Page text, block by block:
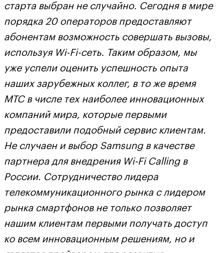
старта выбран не случайно. Сегодня в мире
порядка 20 операторов предоставляют
абонентам возможность совершать вызовы,
используя Wi-Fi-сеть. Таким образом, мы
уже успели оценить успешность опыта
наших зарубежных коллег, в то же время
МТС в числе тех наиболее инновационных
компаний мира, которые первыми
предоставили подобный сервис клиентам.
Не случаен и выбор Samsung в качестве
партнера для внедрения Wi-Fi Calling в
России. Сотрудничество лидера
телекоммуникационного рынка с лидером
рынка смартфонов не только позволяет
нашим клиентам первыми получать доступ
ко всем инновационным решениям, но и